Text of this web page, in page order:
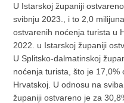
U Istarskoj županiji
svibnju 2023., i to 2,0
ostvarenih noćenja turista u
2022. u Istarskoj županiji
U Splitsko-dalmatinskoj
noćenja turista, što je
Hrvatskoj. U odnosu na
županiji ostvareno je za